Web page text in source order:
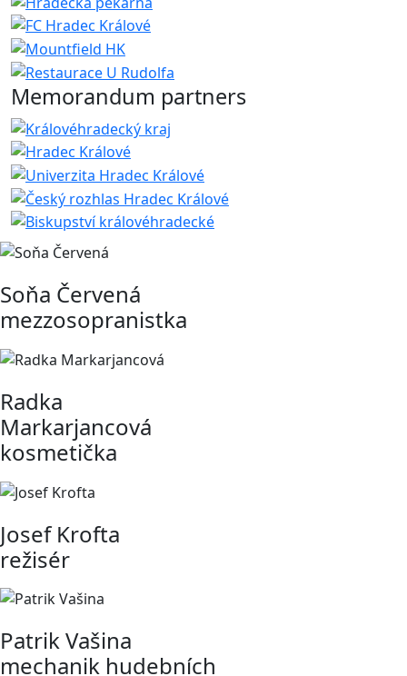
Memorandum partners
Soňa Červená
mezzosopranistka
Radka
Markarjancová
kosmetička
Josef Krofta
režisér
Patrik Vašina
mechanik hudebních